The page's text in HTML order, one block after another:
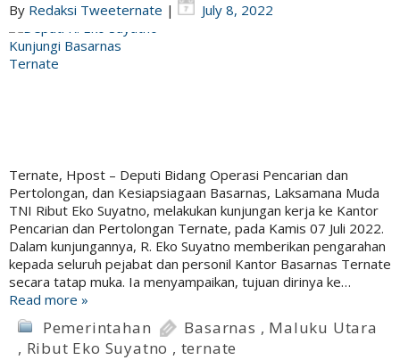
By Redaksi Tweeternate | July 8, 2022
Ternate, Hpost – Deputi Bidang Operasi Pencarian dan
Pertolongan, dan Kesiapsiagaan Basarnas, Laksamana Muda
TNI Ribut Eko Suyatno, melakukan kunjungan kerja ke Kantor
Pencarian dan Pertolongan Ternate, pada Kamis 07 Juli 2022.
Dalam kunjungannya, R. Eko Suyatno memberikan pengarahan
kepada seluruh pejabat dan personil Kantor Basarnas Ternate
secara tatap muka. Ia menyampaikan, tujuan dirinya ke…
Read more »
Pemerintahan Basarnas , Maluku Utara
, Ribut Eko Suyatno , ternate